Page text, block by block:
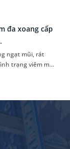
Hồ khám do
u nhú mũi xoang,
phẫu thuật và
tình trạng ngạt
đa xoang cấp
ngạt mũi, rát
trạng viêm mũi
mua kháng sinh
trị tại nhà không
khám, anh mới
điều trị sai cách,
nhiều người.